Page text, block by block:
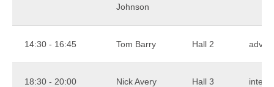
Johnson
14:30 - 16:45 Tom Barry Hall 2
18:30 - 20:00 Nick Avery Hall 3